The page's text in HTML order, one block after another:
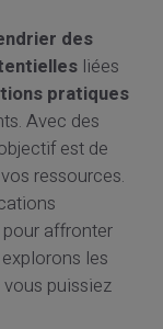
des
liées
pratiques
Avec des
est de
ressources.
affronter
les
puissiez